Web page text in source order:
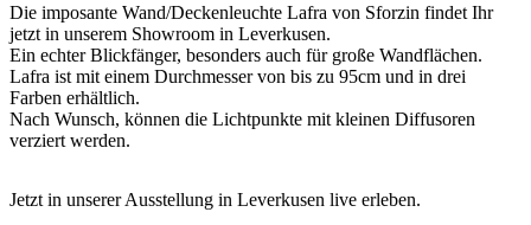
Die imposante Wand/Deckenleuchte Lafra von Sforzin findet Ihr
jetzt in unserem Showroom in Leverkusen.
Ein echter Blickfänger, besonders auch für große Wandflächen.
Lafra ist mit einem Durchmesser von bis zu 95cm und in drei
Farben erhältlich.
Nach Wunsch, können die Lichtpunkte mit kleinen Diffusoren
verziert werden.
Jetzt in unserer Ausstellung in Leverkusen live erleben.